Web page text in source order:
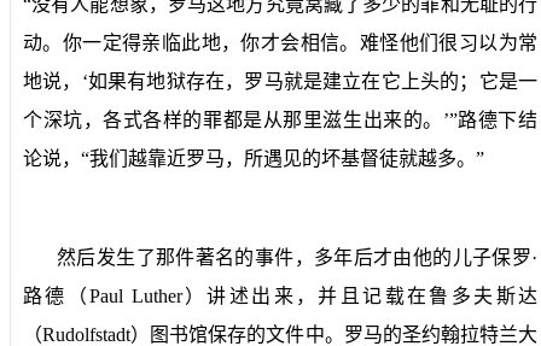
动。你一定得亲临此地，你才会相信。难怪他们很习以为常
地说，‘如果有地狱存在，罗马就是建立在它上头的；它是一
个深坑，各式各样的罪都是从那里滋生出来的。’”路德下结
论说，“我们越靠近罗马，所遇见的坏基督徒就越多。”
然后发生了那件著名的事件，多年后才由他的儿子保罗·
路德（Paul Luther）讲述出来，并且记载在鲁多夫斯达
（Rudolfstadt）图书馆保存的文件中。罗马的圣约翰拉特兰大